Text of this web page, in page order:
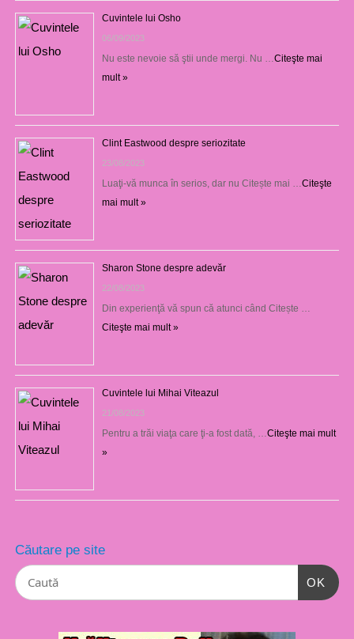
Cuvintele lui Osho
06/09/2023
Nu este nevoie să ştii unde mergi. Nu … Citeşte mai
mult »
Clint Eastwood despre seriozitate
23/08/2023
Luaţi-vă munca în serios, dar nu Citește mai … Citeşte
mai mult »
Sharon Stone despre adevăr
22/08/2023
Din experienţă vă spun că atunci când Citește …
Citeşte mai mult »
Cuvintele lui Mihai Viteazul
21/08/2023
Pentru a trăi viaţa care ţi-a fost dată, … Citeşte mai mult
»
Căutare pe site
OK